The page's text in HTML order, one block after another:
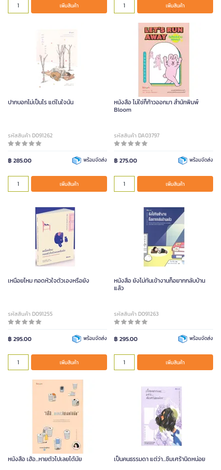
เพิ่มสินค้า เพิ่มสินค้า
ปากบอกไม่เป็นไร แต่ในใจนั้น
รหัสสินค้า D091262
฿ 285.00 พร้อมจัดส่ง
เพิ่มสินค้า
หนังสือ ไม่ใช่ก็ก้าวออกมา สำนักพิมพ์
Bloom
รหัสสินค้า DA03797
฿ 275.00 พร้อมจัดส่ง
เพิ่มสินค้า
เหนื่อยไหม กอดหัวใจตัวเองหรือยัง
รหัสสินค้า D091255
฿ 295.00 พร้อมจัดส่ง
เพิ่มสินค้า
หนังสือ ยังไม่ทันเข้างานก็อยากกลับบ้าน
แล้ว
รหัสสินค้า D091263
฿ 295.00 พร้อมจัดส่ง
เพิ่มสินค้า
หนังสือ เฮ้อ...หายตัวไปเลยได้มั้ย เป็นคนธรรมดา แต่ว่า...ซึมเศร้านิดหน่อย